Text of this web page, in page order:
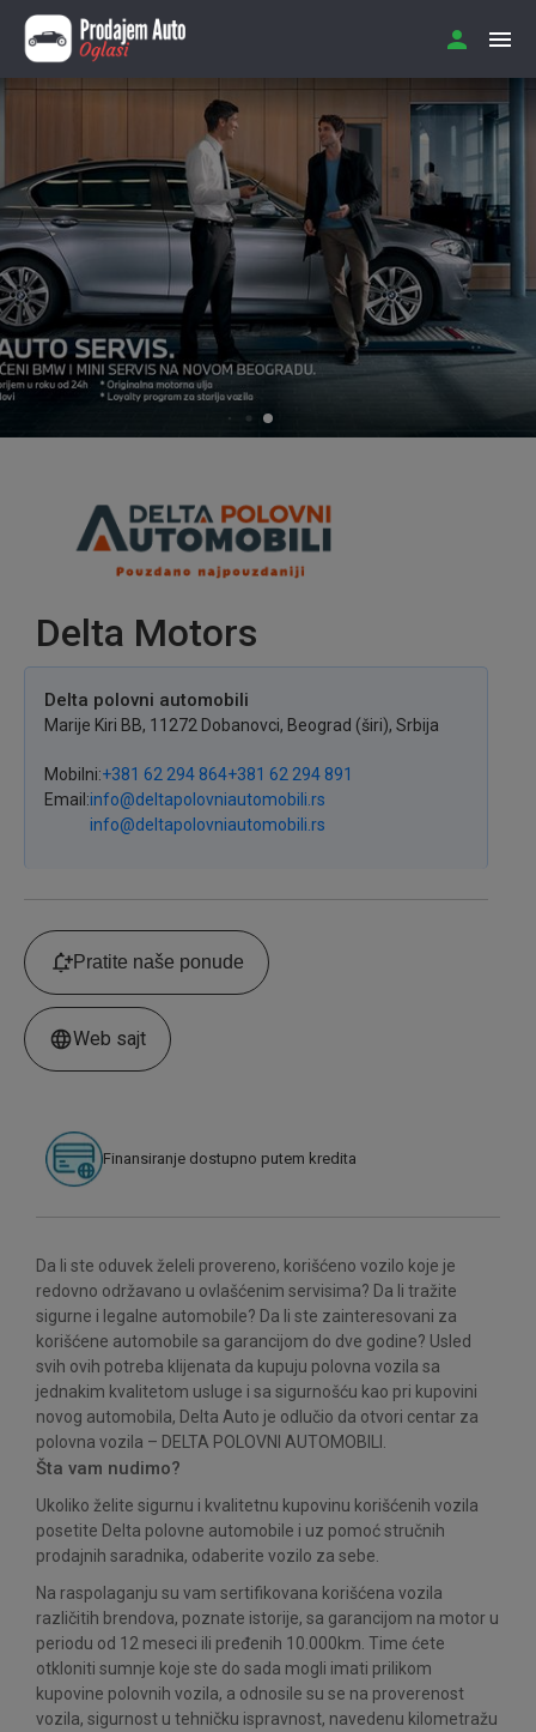
Delta Motors
Delta polovni automobili
Marije Kiri BB, 11272 Dobanovci, Beograd (širi), Srbija
Mobilni +381 62 294 864+381 62 294 891
Email info@deltapolovniautomobili.rs
info@deltapolovniautomobili.rs
Pratite naše ponude
Web sajt
Finansiranje dostupno putem kredita
Da li ste oduvek želeli provereno, korišćeno vozilo koje je
redovno održavano u ovlašćenim servisima? Da li tražite
sigurne i legalne automobile? Da li ste zainteresovani za
korišćene automobile sa garancijom do dve godine? Usled
svih ovih potreba klijenata da kupuju polovna vozila sa
jednakim kvalitetom usluge i sa sigurnošću kao pri kupovini
novog automobila, Delta Auto je odlučio da otvori centar za
polovna vozila – DELTA POLOVNI AUTOMOBILI.
Šta vam nudimo?
Ukoliko želite sigurnu i kvalitetnu kupovinu korišćenih vozila
posetite Delta polovne automobile i uz pomoć stručnih
prodajnih saradnika, odaberite vozilo za sebe.
Na raspolaganju su vam sertifikovana korišćena vozila
različitih brendova, poznate istorije, sa garancijom na motor u
periodu od 12 meseci ili pređenih 10.000km. Time ćete
otkloniti sumnje koje ste do sada mogli imati prilikom
kupovine polovnih vozila, a odnosile su se na proverenost
vozila, sigurnost u tehničku ispravnost, navedenu kilometražu